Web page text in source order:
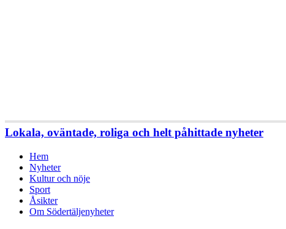
Lokala, oväntade, roliga och helt påhittade nyheter
Hem
Nyheter
Kultur och nöje
Sport
Åsikter
Om Södertäljenyheter